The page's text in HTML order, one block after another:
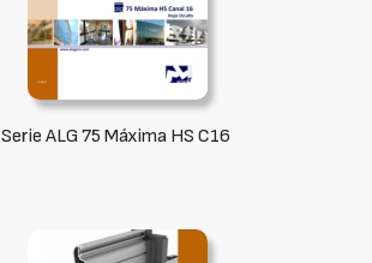
Serie ALG 75 Máxima HS C16